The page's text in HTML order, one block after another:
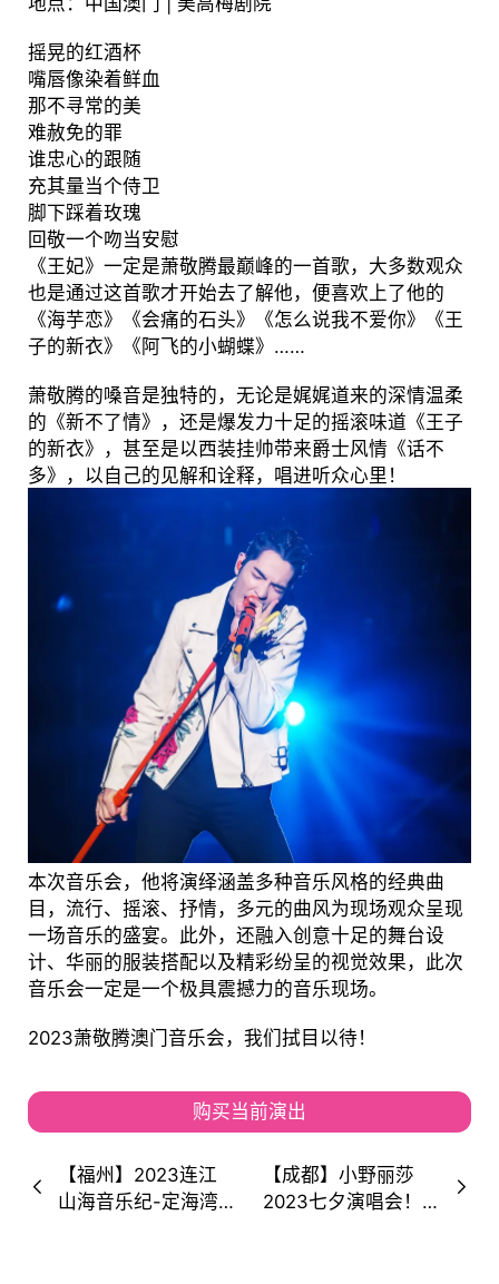
摇晃的红酒杯
嘴唇像染着鲜血
那不寻常的美
难赦免的罪
谁忠心的跟随
充其量当个侍卫
脚下踩着玫瑰
回敬一个吻当安慰
《王妃》一定是萧敬腾最巅峰的一首歌，大多数观众
也是通过这首歌才开始去了解他，便喜欢上了他的
《海芋恋》《会痛的石头》《怎么说我不爱你》《王
子的新衣》《阿飞的小蝴蝶》……
萧敬腾的嗓音是独特的，无论是娓娓道来的深情温柔
的《新不了情》，还是爆发力十足的摇滚味道《王子
的新衣》，甚至是以西装挂帅带来爵士风情《话不
多》，以自己的见解和诠释，唱进听众心里！
本次音乐会，他将演绎涵盖多种音乐风格的经典曲
目，流行、摇滚、抒情，多元的曲风为现场观众呈现
一场音乐的盛宴。此外，还融入创意十足的舞台设
计、华丽的服装搭配以及精彩纷呈的视觉效果，此次
音乐会一定是一个极具震撼力的音乐现场。
2023萧敬腾澳门音乐会，我们拭目以待！
购买当前演出
【福州】2023连江
山海音乐纪-定海湾·
【成都】小野丽莎
2023七夕演唱会！